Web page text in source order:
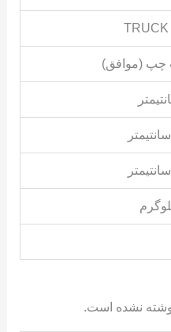
(موافق)
نشده است.